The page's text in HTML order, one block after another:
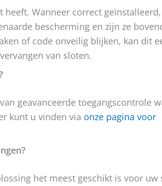
Wanneer correct
bescherming en zijn ze
of code onveilig blijken, kan dit
van sloten.
geavanceerde toegangscontrole
kunt u vinden via onze pagina voor
het meest geschikt is voor uw